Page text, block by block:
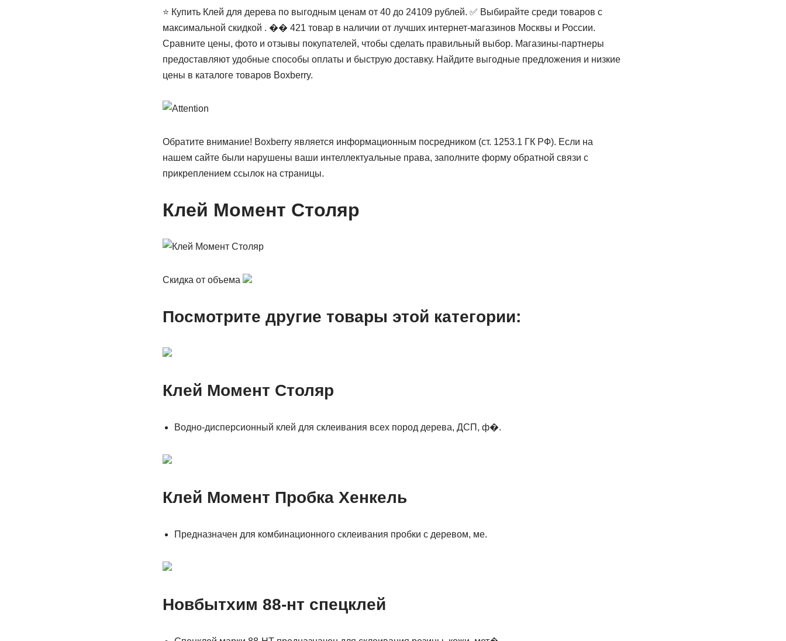
⭐ Купить Клей для дерева по выгодным ценам от 40 до 24109 рублей. ✅ Выбирайте среди товаров с
максимальной скидкой . ��️ 421 товар в наличии от лучших интернет-магазинов Москвы и России.
Сравните цены, фото и отзывы покупателей, чтобы сделать правильный выбор. Магазины-партнеры
предоставляют удобные способы оплаты и быструю доставку. Найдите выгодные предложения и низкие
цены в каталоге товаров Boxberry.
Обратите внимание! Boxberry является информационным посредником (ст. 1253.1 ГК РФ). Если на
нашем сайте были нарушены ваши интеллектуальные права, заполните форму обратной связи с
прикреплением ссылок на страницы.
Клей Момент Столяр
Скидка от объема
Посмотрите другие товары этой категории:
Клей Момент Столяр
Водно-дисперсионный клей для склеивания всех пород дерева, ДСП, ф�.
Клей Момент Пробка Хенкель
Предназначен для комбинационного склеивания пробки с деревом, ме.
Новбытхим 88-нт спецклей